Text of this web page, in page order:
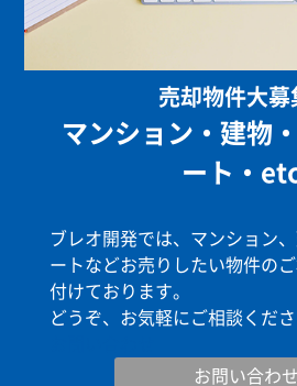
売却物件大募
マンション・建物
ート・
ブレオ開発では、マンション
ートなどお売りしたい物件の
付けております。
どうぞ、お気軽にご相談くださ
お問い合わせ